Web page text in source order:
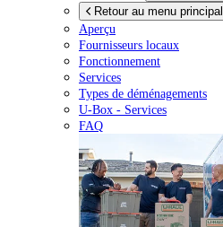
Retour au menu principal
Aperçu
Fournisseurs locaux
Fonctionnement
Services
Types de déménagements
U-Box - Services
FAQ